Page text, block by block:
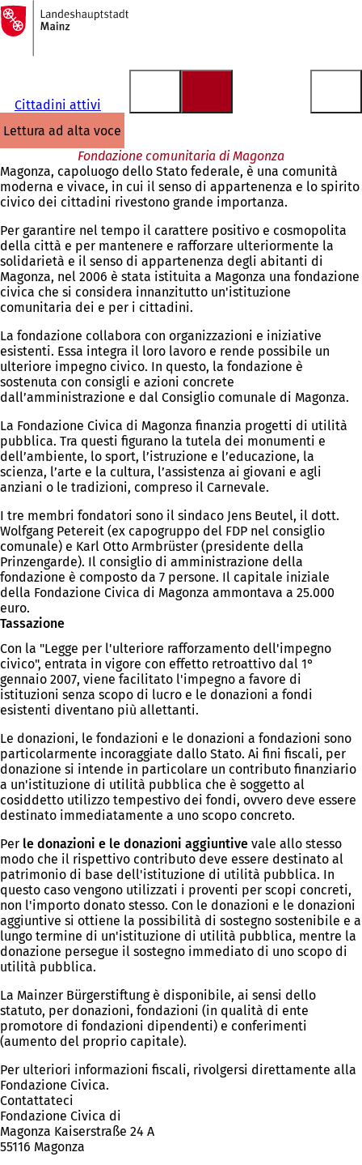
Vai al contenuto
Alla
pagina
iniziale
Cittadini attivi
lettura ad alta voce
Fondazione comunitaria di Magonza
Magonza, capoluogo dello Stato federale, è una comunità
moderna e vivace, in cui il senso di appartenenza e lo spirito
civico dei cittadini rivestono grande importanza.
Per garantire nel tempo il carattere positivo e cosmopolita
della città e per mantenere e rafforzare ulteriormente la
solidarietà e il senso di appartenenza degli abitanti di
Magonza, nel 2006 è stata istituita a Magonza una fondazione
civica che si considera innanzitutto un'istituzione
comunitaria dei e per i cittadini.
La fondazione collabora con organizzazioni e iniziative
esistenti. Essa integra il loro lavoro e rende possibile un
ulteriore impegno civico. In questo, la fondazione è
sostenuta con consigli e azioni concrete
dall’amministrazione e dal Consiglio comunale di Magonza.
La Fondazione Civica di Magonza finanzia progetti di utilità
pubblica. Tra questi figurano la tutela dei monumenti e
dell’ambiente, lo sport, l’istruzione e l’educazione, la
scienza, l’arte e la cultura, l’assistenza ai giovani e agli
anziani o le tradizioni, compreso il Carnevale.
I tre membri fondatori sono il sindaco Jens Beutel, il dott.
Wolfgang Petereit (ex capogruppo del FDP nel consiglio
comunale) e Karl Otto Armbrüster (presidente della
Prinzengarde). Il consiglio di amministrazione della
fondazione è composto da 7 persone. Il capitale iniziale
della Fondazione Civica di Magonza ammontava a 25.000
euro.
Tassazione
Con la "Legge per l'ulteriore rafforzamento dell'impegno
civico", entrata in vigore con effetto retroattivo dal 1°
gennaio 2007, viene facilitato l'impegno a favore di
istituzioni senza scopo di lucro e le donazioni a fondi
esistenti diventano più allettanti.
Le donazioni, le fondazioni e le donazioni a fondazioni sono
particolarmente incoraggiate dallo Stato. Ai fini fiscali, per
donazione si intende in particolare un contributo finanziario
a un'istituzione di utilità pubblica che è soggetto al
cosiddetto utilizzo tempestivo dei fondi, ovvero deve essere
destinato immediatamente a uno scopo concreto.
Per le donazioni e le donazioni aggiuntive vale allo stesso
modo che il rispettivo contributo deve essere destinato al
patrimonio di base dell'istituzione di utilità pubblica. In
questo caso vengono utilizzati i proventi per scopi concreti,
non l'importo donato stesso. Con le donazioni e le donazioni
aggiuntive si ottiene la possibilità di sostegno sostenibile e a
lungo termine di un'istituzione di utilità pubblica, mentre la
donazione persegue il sostegno immediato di uno scopo di
utilità pubblica.
La Mainzer Bürgerstiftung è disponibile, ai sensi dello
statuto, per donazioni, fondazioni (in qualità di ente
promotore di fondazioni dipendenti) e conferimenti
(aumento del proprio capitale).
Per ulteriori informazioni fiscali, rivolgersi direttamente alla
Fondazione Civica.
Contattateci
Fondazione Civica di
Magonza Kaiserstraße 24 A
55116 Magonza